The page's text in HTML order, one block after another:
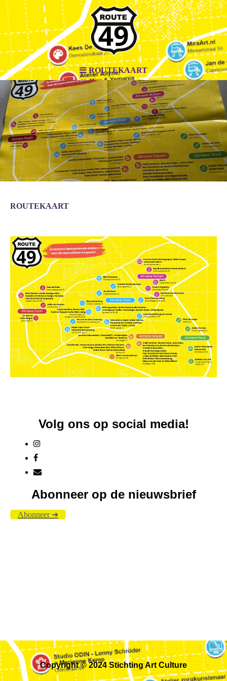
ROUTEKAART
ROUTEKAART
Volg ons op social media!
Abonneer op de nieuwsbrief
Abonneer ➜
Copyright © 2024 Stichting Art Culture